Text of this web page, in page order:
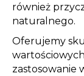
również
naturalnego.
Oferujemy
zastosowanie